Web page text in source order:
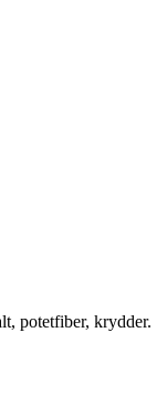
potetfiber, krydder.